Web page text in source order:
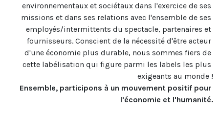
environnementaux et sociétaux dans l'exercice de ses
missions et dans ses relations avec l'ensemble de ses
employés/intermittents du spectacle, partenaires et
fournisseurs. Conscient de la nécessité d'être acteur
d'une économie plus durable, nous sommes fiers de
cette labélisation qui figure parmi les labels les plus
Ensemble, participons à un mouvement positif pour
l'économie et l'humanité.